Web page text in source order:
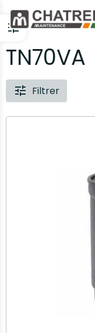
TN70VA
Filtrer